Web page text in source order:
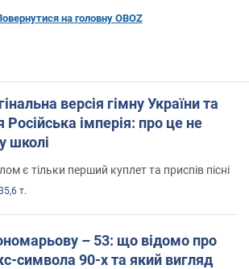
на головну OBOZ
версія гімну України та
Російська імперія: про це не
школі
є тільки перший куплет та приспів пісні
т.
– 53: що відомо про
символа 90-х та який вигляд